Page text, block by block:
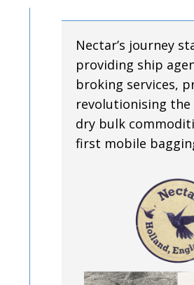
Nectar’s journey
providing ship
broking services,
revolutionising
dry bulk
first mobile